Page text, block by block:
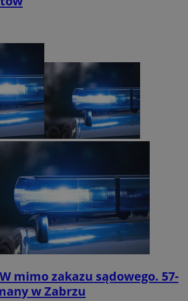
mimo zakazu sądowego. 57-
w Zabrzu